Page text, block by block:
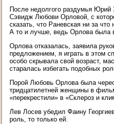
После недолгого раздумья
Сэвидж Любови Орловой, с
сказать, что Раневская ни за
А то и лучше, ведь Орлова была
Орлова отказалась, заявила
предложением, я играть в этом
особо скрывала свой возраст,
старалась избегать подобных
Порой Любовь Орлова была
тридцатилетней женщины в
«перекрестили» в «Склероз и
Лев Лосев убедил Фаину
роль, то только ей.